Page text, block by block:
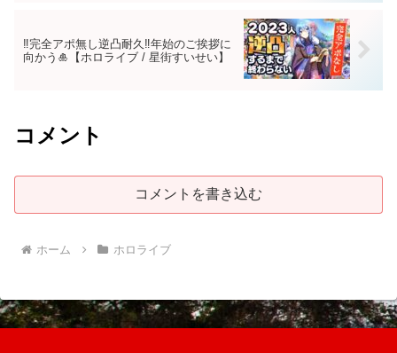
‼完全アポ無し逆凸耐久‼年始のご挨拶に
向かう🎍【ホロライブ / 星街すいせい】
コメント
コメントを書き込む
ホーム ホロライブ